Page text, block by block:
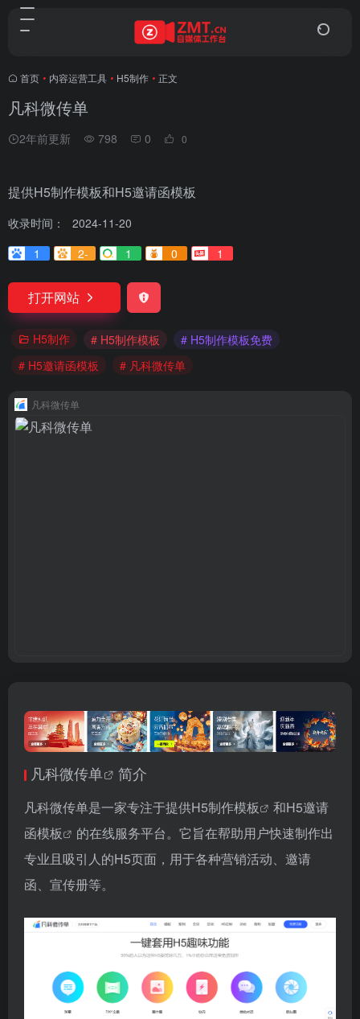
首页 • 内容运营工具 • H5制作 • 正文
凡科微传单
2年前更新 798 0 0
提供H5制作模板和H5邀请函模板
收录时间：
2024-11-20
1
2- 1 0 1
打开网站
H5制作 # H5制作模板
# H5制作模板免费
# H5邀请函模板
# 凡科微传单
凡科微传单
凡科微传单 简介
凡科微传单是一家专注于提供H5制作模板 和H5邀请
函模板
的在线服务平台。它旨在帮助用户快速制作出
专业且吸引人的H5页面，用于各种营销活动、邀请
函、宣传册等。